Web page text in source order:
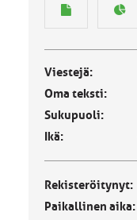
Viestejä:
Oma teksti:
Sukupuoli:
Ikä:
Rekisteröitynyt:
Paikallinen aika: